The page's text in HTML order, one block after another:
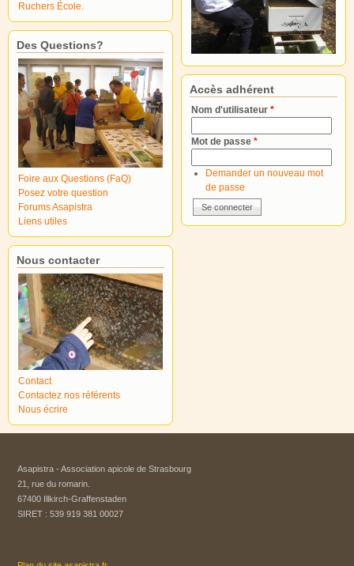
Ruchers École.
Des Questions?
Foire aux Questions (FaQ)
Posez votre question
Forums Asapistra
Liens utiles
Nous contacter
Contact
Contactez nos référents
Nous écrire
Accès adhérent
Nom d'utilisateur *
Mot de passe *
Demander un nouveau mot
de passe
Asapistra - Association apicole de Strasbourg​
21, rue du romarin.
67400 Illkirch-Graffenstaden
SIRET : 539 919 381 00027